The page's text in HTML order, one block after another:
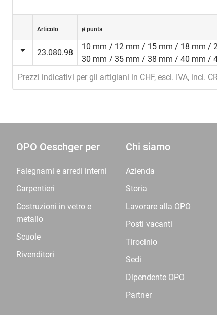
Articolo ø punta
23.080.98
10 mm / 12 mm / 15 mm / 18 mm /
30 mm / 35 mm / 38 mm / 40 mm /
Prezzi indicativi per gli artigiani in CHF, escl. IVA, incl.
OPO Oeschger per
Falegnami e arredi interni
Carpentieri
Costruzioni in vetro e
metallo
Scuole
Rivenditori
Chi siamo
Azienda
Storia
Lavorare alla OPO
Posti vacanti
Tirocinio
Sedi
Dipendente OPO
Partner